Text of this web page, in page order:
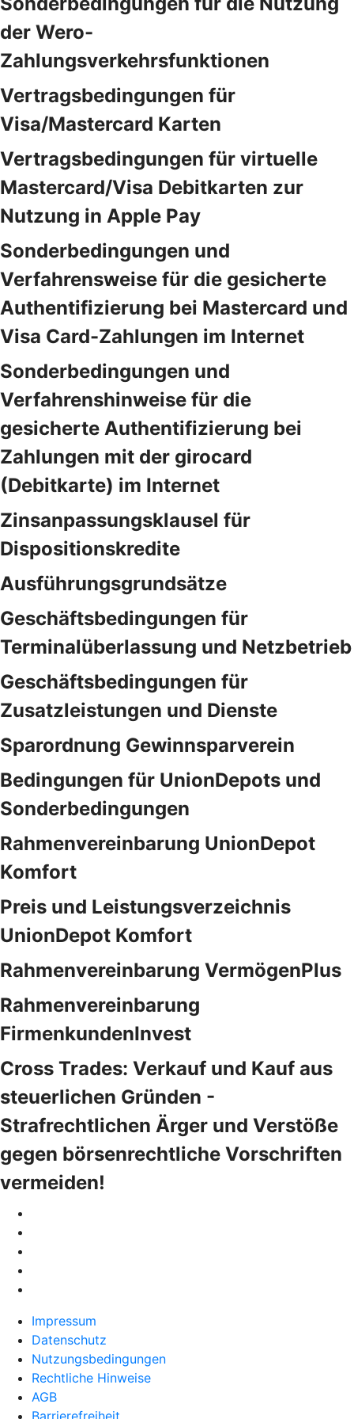
der Wero-
Zahlungsverkehrsfunktionen
Vertragsbedingungen für
Visa/Mastercard Karten
Vertragsbedingungen für virtuelle
Mastercard/Visa Debitkarten zur
Nutzung in Apple Pay
Sonderbedingungen und
Verfahrensweise für die gesicherte
Authentifizierung bei Mastercard und
Visa Card-Zahlungen im Internet
Sonderbedingungen und
Verfahrenshinweise für die
gesicherte Authentifizierung bei
Zahlungen mit der girocard
(Debitkarte) im Internet
Zinsanpassungsklausel für
Dispositionskredite
Ausführungsgrundsätze
Geschäftsbedingungen für
Terminalüberlassung und Netzbetrieb
Geschäftsbedingungen für
Zusatzleistungen und Dienste
Sparordnung Gewinnsparverein
Bedingungen für UnionDepots und
Sonderbedingungen
Rahmenvereinbarung UnionDepot
Komfort
Preis und Leistungsverzeichnis
UnionDepot Komfort
Rahmenvereinbarung VermögenPlus
Rahmenvereinbarung
FirmenkundenInvest
Cross Trades: Verkauf und Kauf aus
steuerlichen Gründen -
Strafrechtlichen Ärger und Verstöße
gegen börsenrechtliche Vorschriften
vermeiden!
Impressum
Datenschutz
Nutzungsbedingungen
Rechtliche Hinweise
AGB
Barrierefreiheit